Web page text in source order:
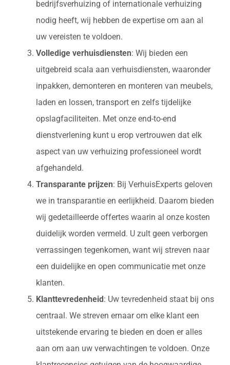
bedrijfsverhuizing of internationale verhuizing
nodig heeft, wij hebben de expertise om aan al
uw vereisten te voldoen.
Volledige verhuisdiensten: Wij bieden een
uitgebreid scala aan verhuisdiensten, waaronder
inpakken, demonteren en monteren van meubels,
laden en lossen, transport en zelfs tijdelijke
opslagfaciliteiten. Met onze end-to-end
dienstverlening kunt u erop vertrouwen dat elk
aspect van uw verhuizing professioneel wordt
afgehandeld.
Transparante prijzen: Bij VerhuisExperts geloven
we in transparantie en eerlijkheid. Daarom bieden
wij gedetailleerde offertes waarin al onze kosten
duidelijk worden vermeld. U zult geen verborgen
verrassingen tegenkomen, want wij streven naar
een duidelijke en open communicatie met onze
klanten.
Klanttevredenheid : Uw tevredenheid staat bij ons
centraal. We streven ernaar om elke klant een
uitstekende ervaring te bieden en doen er alles
aan om aan uw verwachtingen te voldoen. Onze